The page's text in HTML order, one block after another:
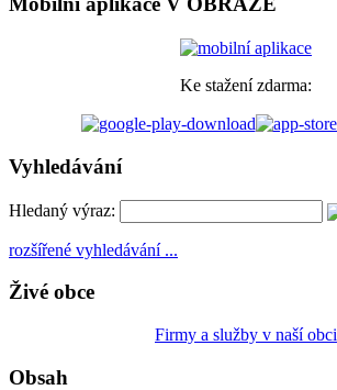
Ke stažení zdarma:
Vyhledávání
Hledaný výraz:
rozšířené vyhledávání ...
Živé obce
Firmy a služby v naší obci
Obsah